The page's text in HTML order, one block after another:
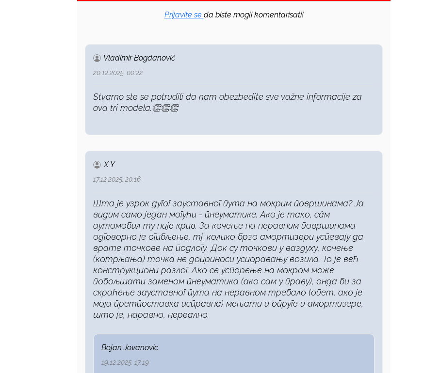
Prijavite se da biste mogli komentarisati!
Vladimir Bogdanović
20.12.2025. 00:22
Stvarno ste se potrudili da nam obezbedite sve važne informacije za
ova tri modela.👏👏👏
X Y
17.12.2025. 20:16
Шта је узрок дугог зауставног пута на мокрим површинама? Ја
видим само један могући - пнеуматике. Ако је тако, сâм
аутомобил ту није крив. За кочење на неравним површинама
одговорно је огибљење, тј. колико брзо амортизери успевају да
врате точкове на подлогу. Док су точкови у ваздуху, кочење
(котрљања) точка не доприноси успоравању возила. То је већ
конструкциони разлог. Ако се успорење на мокром може
побољшати заменом пнеуматика (ако сам у праву), онда би за
скраћење зауставног пута на неравном требало (опет, ако је
моја претпоставка исправна) мењати и опруге и амортизере,
што је, наравно, нереално.
Bojan Jovanovic
19.12.2025. 17:19